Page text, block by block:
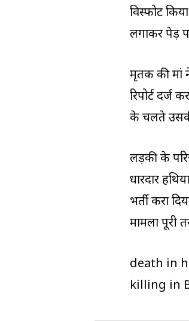
विस्फोट
लगाकर पेड़
मृतक की मां
रिपोर्ट दर्ज
के चलते
लड़की के
धारदार
भर्ती करा
मामला पूरी
death in
killing in